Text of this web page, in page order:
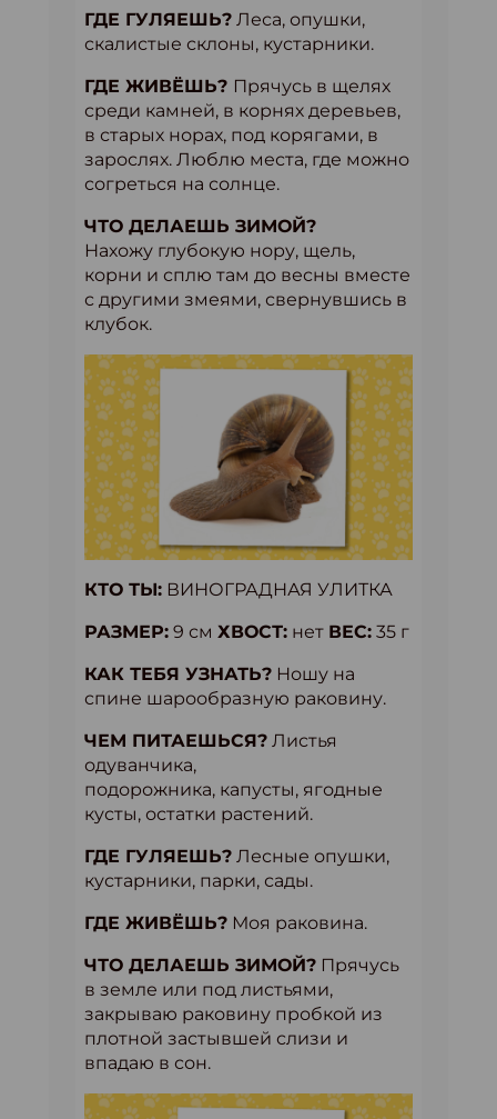
ГДЕ ГУЛЯЕШЬ? Леса, опушки,
скалистые склоны, кустарники.
ГДЕ ЖИВЁШЬ? Прячусь в щелях
среди камней, в корнях деревьев,
в старых норах, под корягами, в
зарослях. Люблю места, где можно
согреться на солнце.
ЧТО ДЕЛАЕШЬ ЗИМОЙ?
Нахожу глубокую нору, щель,
корни и сплю там до весны вместе
с другими змеями, свернувшись в
клубок.
КТО ТЫ: ВИНОГРАДНАЯ УЛИТКА
РАЗМЕР: 9 см ХВОСТ: нет ВЕС: 35 г
КАК ТЕБЯ УЗНАТЬ? Ношу на
спине шарообразную раковину.
ЧЕМ ПИТАЕШЬСЯ? Листья
одуванчика,
подорожника, капусты, ягодные
кусты, остатки растений.
ГДЕ ГУЛЯЕШЬ? Лесные опушки,
кустарники, парки, сады.
ГДЕ ЖИВЁШЬ? Моя раковина.
ЧТО ДЕЛАЕШЬ ЗИМОЙ? Прячусь
в земле или под листьями,
закрываю раковину пробкой из
плотной застывшей слизи и
впадаю в сон.